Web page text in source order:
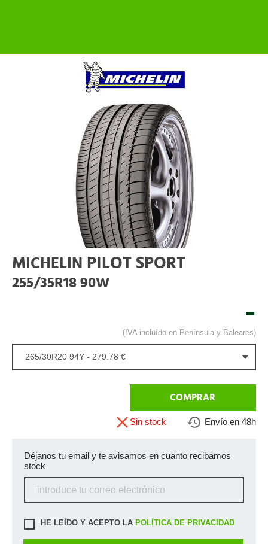
MICHELIN PILOT SPORT
255/35R18 90W
-
(IVA incluído en Península y Baleares)
265/30R20 94Y - 279.78 €
COMPRAR
Sin stock Envío en 48h
Déjanos tu email y te avisamos en cuanto recibamos
stock
HE LEÍDO Y ACEPTO LA POLÍTICA DE PRIVACIDAD